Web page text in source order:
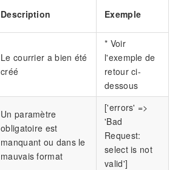
Description Exemple
Le courrier a bien été
créé
* Voir
l'exemple de
retour ci-
dessous
Un paramètre
obligatoire est
manquant ou dans le
mauvais format
['errors' =>
'Bad
Request:
select is not
valid']